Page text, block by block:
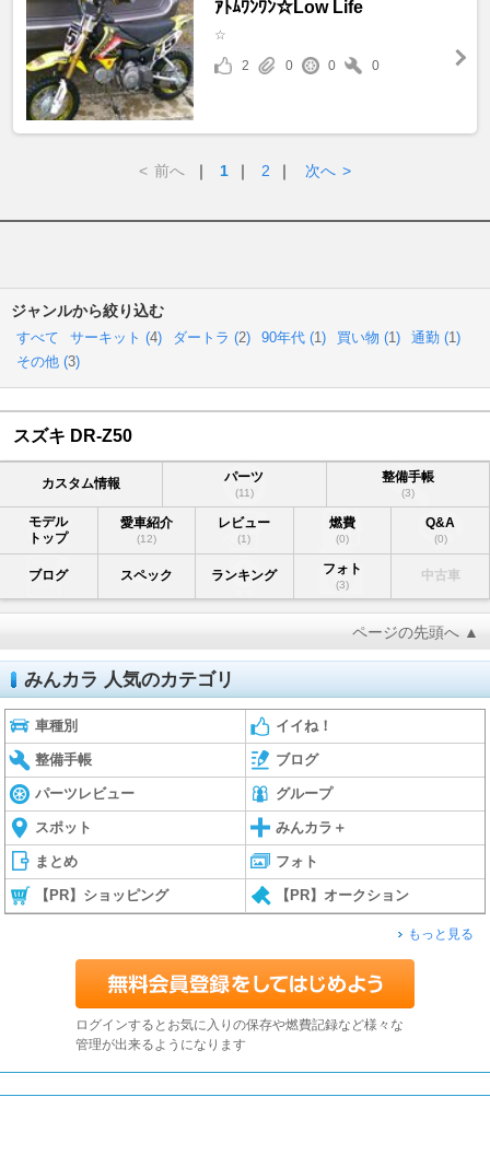
ｱﾄﾑﾜﾝﾜﾝ☆Low Life
☆
2
0 0 0
< 前へ ｜ 1 ｜ 2 ｜ 次へ >
ジャンルから絞り込む
すべて サーキット (4) ダートラ (2) 90年代 (1 ) 買い物 (1 ) 通勤 (1 )
その他 (3)
スズキ DR-Z50
カスタム情報 パーツ
(11)
整備手帳
(3)
モデル
トップ
愛車紹介
(12)
レビュー
(1)
燃費
(0)
Q&A
(0)
ブログ スペック ランキング フォト
(3)
中古車
ページの先頭へ ▲
みんカラ 人気のカテゴリ
車種別 イイね！
整備手帳 ブログ
パーツレビュー グループ
スポット みんカラ＋
まとめ フォト
【PR】ショッピング 【PR】オークション
もっと見る
ログインするとお気に入りの保存や燃費記録など様々な
管理が出来るようになります